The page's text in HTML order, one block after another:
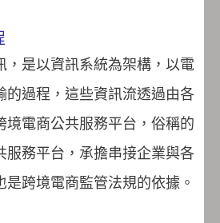
，是以資訊系統為架構，以電
的過程，這些資訊流透過由各
境電商公共服務平台，俗稱的
服務平台，承擔串接企業與各
跨境電商監管法規的依據。